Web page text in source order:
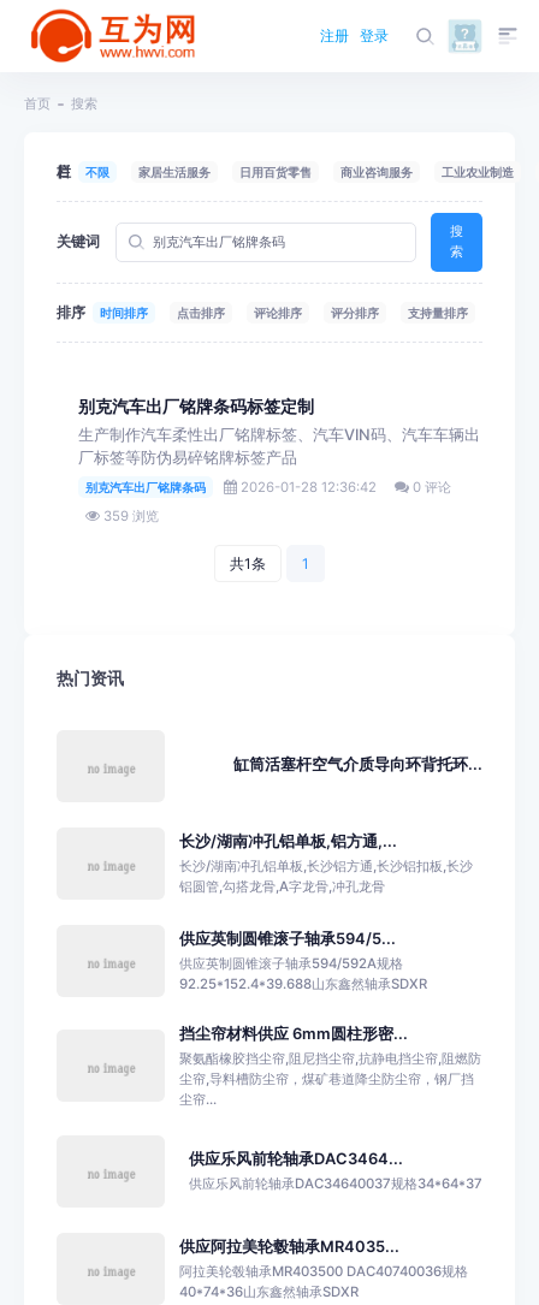
注册 登录
首页 搜索
栏目 不限 家居生活服务 日用百货零售 商业咨询服务 工业农业制造
关键词
搜
索
排序 时间排序 点击排序 评论排序 评分排序 支持量排序
别克汽车出厂铭牌条码标签定制
生产制作汽车柔性出厂铭牌标签、汽车VIN码、汽车车辆出
厂标签等防伪易碎铭牌标签产品
别克汽车出厂铭牌条码 2026-01-28 12:36:42
0 评论
359 浏览
共1条 1
热门资讯
缸筒活塞杆空气介质导向环背托环...
长沙/湖南冲孔铝单板,铝方通,...
长沙/湖南冲孔铝单板,长沙铝方通,长沙铝扣板,长沙
铝圆管,勾搭龙骨,A字龙骨,冲孔龙骨
供应英制圆锥滚子轴承594/5...
供应英制圆锥滚子轴承594/592A规格
92.25*152.4*39.688山东鑫然轴承SDXR
挡尘帘材料供应 6mm圆柱形密...
聚氨酯橡胶挡尘帘,阻尼挡尘帘,抗静电挡尘帘,阻燃防
尘帘,导料槽防尘帘，煤矿巷道降尘防尘帘，钢厂挡
尘帘...
供应乐风前轮轴承DAC3464...
供应乐风前轮轴承DAC34640037规格34*64*37
供应阿拉美轮毂轴承MR4035...
阿拉美轮毂轴承MR403500 DAC40740036规格
40*74*36山东鑫然轴承SDXR